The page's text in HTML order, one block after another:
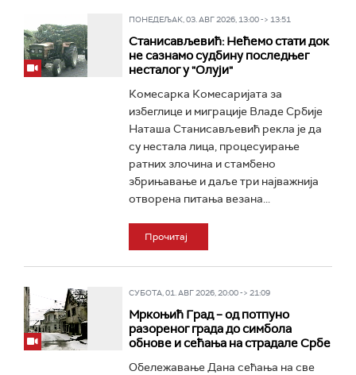
ПОНЕДЕЉАК, 03. АВГ 2026, 13:00 -> 13:51
Станисављевић: Нећемо стати док
не сазнамо судбину последњег
несталог у "Олуји"
Комесарка Комесаријата за
избеглице и миграције Владе Србије
Наташа Станисављевић рекла је да
су несталa лица, процесуирање
ратних злочина и стамбено
збрињавање и даље три најважнија
отворена питања везана...
Прочитај
СУБОТА, 01. АВГ 2026, 20:00 -> 21:09
Мркоњић Град – од потпуно
разореног града до симбола
обнове и сећања на страдале Србе
Обележавање Дана сећања на све